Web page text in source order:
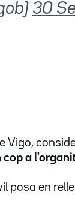
30
Vigo,
cop a
posa en